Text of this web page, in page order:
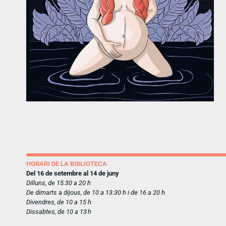
HORARI DE LA BIBLIOTECA
Del 16 de setembre al 14 de juny
Dilluns, de 15.30 a 20 h
De dimarts a dijous, de 10 a 13.30 h i de 16 a 20 h
Divendres, de 10 a 15 h
Dissabtes, de 10 a 13 h